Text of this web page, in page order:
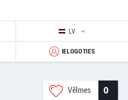
LV
IELOGOTIES
Vēlmes 0